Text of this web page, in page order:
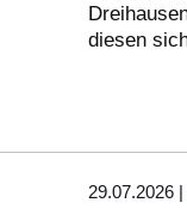
diesen
29.07.2026